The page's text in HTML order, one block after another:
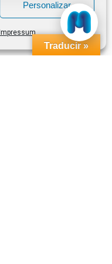
Personalizar
Impressum
Traducir »